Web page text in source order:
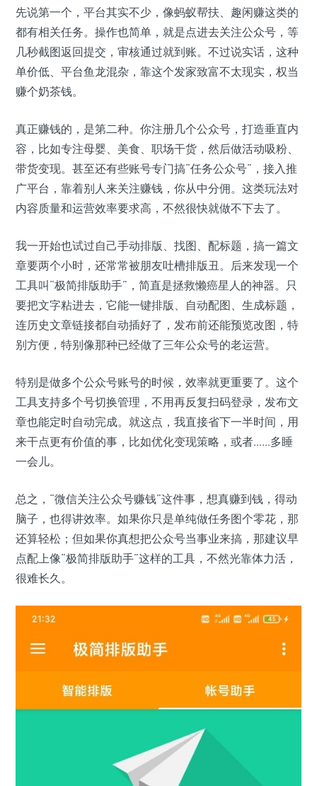
先说第一个，平台其实不少，像蚂蚁帮扶、趣闲赚这类的
都有相关任务。操作也简单，就是点进去关注公众号，等
几秒截图返回提交，审核通过就到账。不过说实话，这种
单价低、平台鱼龙混杂，靠这个发家致富不太现实，权当
赚个奶茶钱。
真正赚钱的，是第二种。你注册几个公众号，打造垂直内
容，比如专注母婴、美食、职场干货，然后做活动吸粉、
带货变现。甚至还有些账号专门搞“任务公众号”，接入推
广平台，靠着别人来关注赚钱，你从中分佣。这类玩法对
内容质量和运营效率要求高，不然很快就做不下去了。
我一开始也试过自己手动排版、找图、配标题，搞一篇文
章要两个小时，还常常被朋友吐槽排版丑。后来发现一个
工具叫“极简排版助手”，简直是拯救懒癌星人的神器。只
要把文字粘进去，它能一键排版、自动配图、生成标题，
连历史文章链接都自动插好了，发布前还能预览改图，特
别方便，特别像那种已经做了三年公众号的老运营。
特别是做多个公众号账号的时候，效率就更重要了。这个
工具支持多个号切换管理，不用再反复扫码登录，发布文
章也能定时自动完成。就这点，我直接省下一半时间，用
来干点更有价值的事，比如优化变现策略，或者……多睡
一会儿。
总之，“微信关注公众号赚钱”这件事，想真赚到钱，得动
脑子，也得讲效率。如果你只是单纯做任务图个零花，那
还算轻松；但如果你真想把公众号当事业来搞，那建议早
点配上像“极简排版助手”这样的工具，不然光靠体力活，
很难长久。